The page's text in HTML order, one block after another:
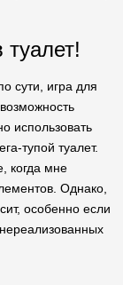
сути, игра для
использовать
тупой туалет.
когда мне
Однако,
особенно если